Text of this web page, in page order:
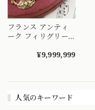
人気のキーワード
フランス アンティ
ーク フィリグリー
サファイア ベルエ
¥9,999,999